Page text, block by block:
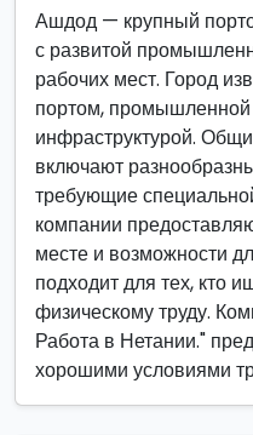
Ашдод — крупный
с развитой
рабочих мест. Город
портом, промышленной
инфраструктурой.
включают
требующие
компании
месте и возможности
подходит для тех, кто
физическому труду.
Работа в Нетании."
хорошими условиями